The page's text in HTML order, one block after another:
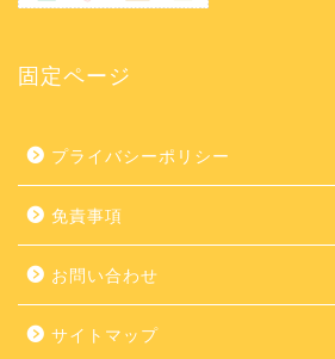
固定ページ
プライバシーポリシー
免責事項
お問い合わせ
サイトマップ